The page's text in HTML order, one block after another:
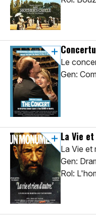
Le
Gen:
La Vie
La Vie et
Gen:
Rol: